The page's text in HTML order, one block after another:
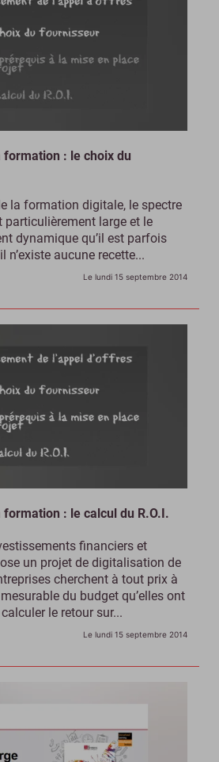
formation : le choix du
la formation digitale, le spectre
particulièrement large et le
dynamique qu’il est parfois
n’existe aucune recette...
Le lundi 15 septembre 2014
formation : le calcul du R.O.I.
financiers et
un projet de digitalisation de
cherchent à tout prix à
du budget qu’elles ont
le retour sur...
Le lundi 15 septembre 2014